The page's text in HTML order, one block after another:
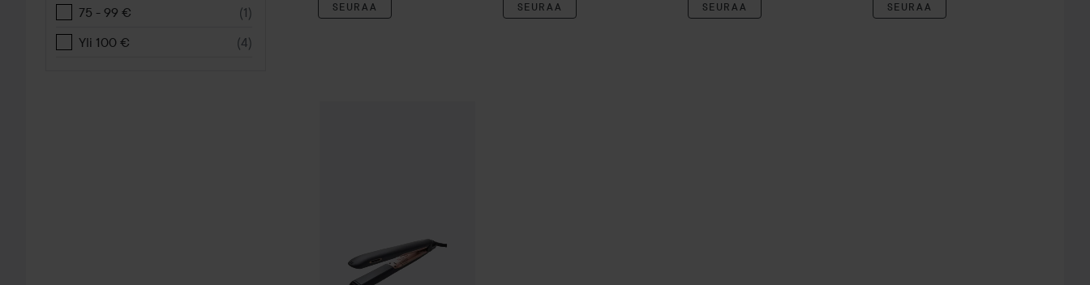
75 - 99 € (1)
Yli 100 €
(4)
SEURAA SEURAA SEURAA SEURAA